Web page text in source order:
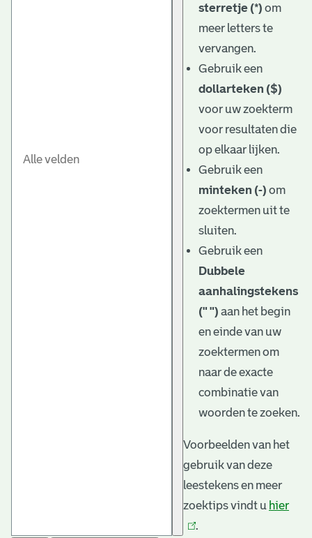
sterretje (*) om
meer letters te
vervangen.
Gebruik een
dollarteken ($)
voor uw zoekterm
voor resultaten die
op elkaar lijken.
Gebruik een
minteken (-) om
zoektermen uit te
sluiten.
Gebruik een
Dubbele
aanhalingstekens
(" ") aan het begin
en einde van uw
zoektermen om
naar de exacte
combinatie van
woorden te zoeken.
Voorbeelden van het
gebruik van deze
leestekens en meer
zoektips vindt u hier
.